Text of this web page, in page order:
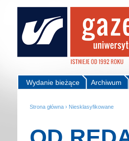
Archiwum
Wydanie bieżące
Strona główna › Niesklasyfikowane